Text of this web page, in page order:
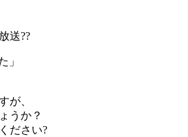
送??
」
が、
うか？
ださい?